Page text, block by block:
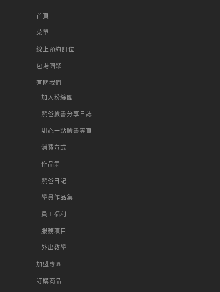
首頁
菜單
線上預約訂位
包場團聚
有關我們
加入粉絲團
熊爸臉書分享日誌
甜心一點臉書專頁
消費方式
作品集
熊爸日記
學員作品集
員工福利
服務項目
外出教學
加盟專區
訂購商品